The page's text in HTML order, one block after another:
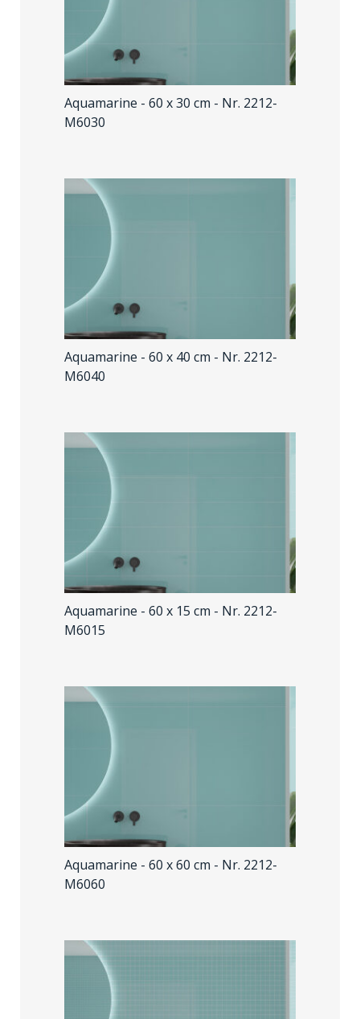
Aquamarine - 60 x 30 cm - Nr. 2212-
M6030
Aquamarine - 60 x 40 cm - Nr. 2212-
M6040
Aquamarine - 60 x 15 cm - Nr. 2212-
M6015
Aquamarine - 60 x 60 cm - Nr. 2212-
M6060